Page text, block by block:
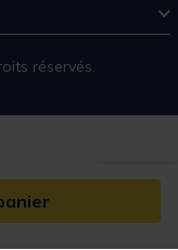
réservés.